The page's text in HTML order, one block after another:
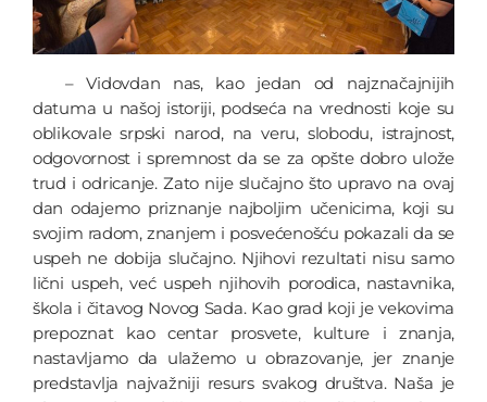
– Vidovdan nas, kao jedan od najznačajnijih
datuma u našoj istoriji, podseća na vrednosti koje su
oblikovale srpski narod, na veru, slobodu, istrajnost,
odgovornost i spremnost da se za opšte dobro ulože
trud i odricanje. Zato nije slučajno što upravo na ovaj
dan odajemo priznanje najboljim učenicima, koji su
svojim radom, znanjem i posvećenošću pokazali da se
uspeh ne dobija slučajno. Njihovi rezultati nisu samo
lični uspeh, već uspeh njihovih porodica, nastavnika,
škola i čitavog Novog Sada. Kao grad koji je vekovima
prepoznat kao centar prosvete, kulture i znanja,
nastavljamo da ulažemo u obrazovanje, jer znanje
predstavlja najvažniji resurs svakog društva. Naša je